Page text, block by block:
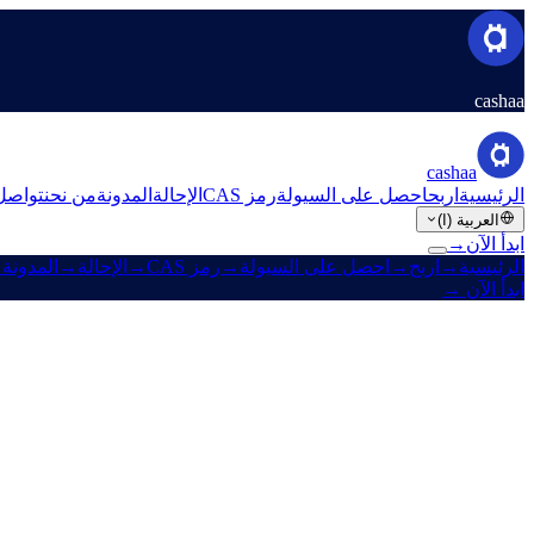
cashaa
cashaa
الرئيسية اربحاحصل على السيولةرمز CAS الإحالة المدونةمن نحن
العربية (ا)
ابدأ الآن →
الرئيسية → اربح → احصل على السيولة → رمز CAS → الإحالة → المدونة
ابدأ الآن →